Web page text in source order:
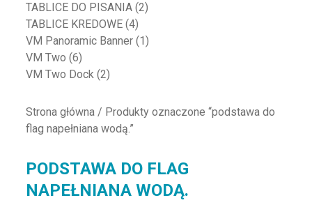
TABLICE DO PISANIA (2)
TABLICE KREDOWE (4)
VM Panoramic Banner (1)
VM Two (6)
VM Two Dock (2)
Strona główna / Produkty oznaczone “podstawa do
flag napełniana wodą.”
PODSTAWA DO FLAG
NAPEŁNIANA WODĄ.